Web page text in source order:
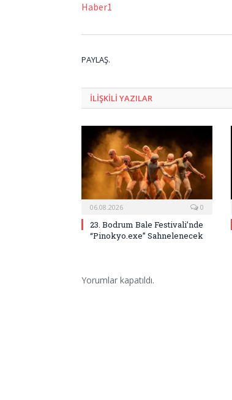
Haber1
PAYLAŞ.
ILIŞKILI YAZILAR
06.08.2026 0
23. Bodrum Bale Festivali’nde
“Pinokyo.exe” Sahnelenecek
Yorumlar kapatıldı.